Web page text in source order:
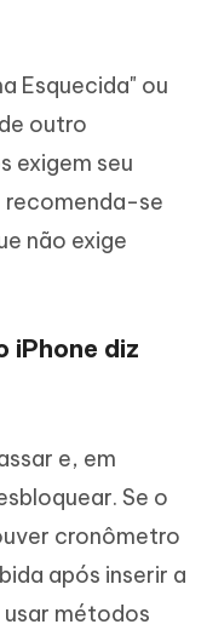
Esquecida" ou
outro
exigem seu
recomenda-se
não exige
iPhone diz
e, em
Se o
cronômetro
após inserir a
métodos